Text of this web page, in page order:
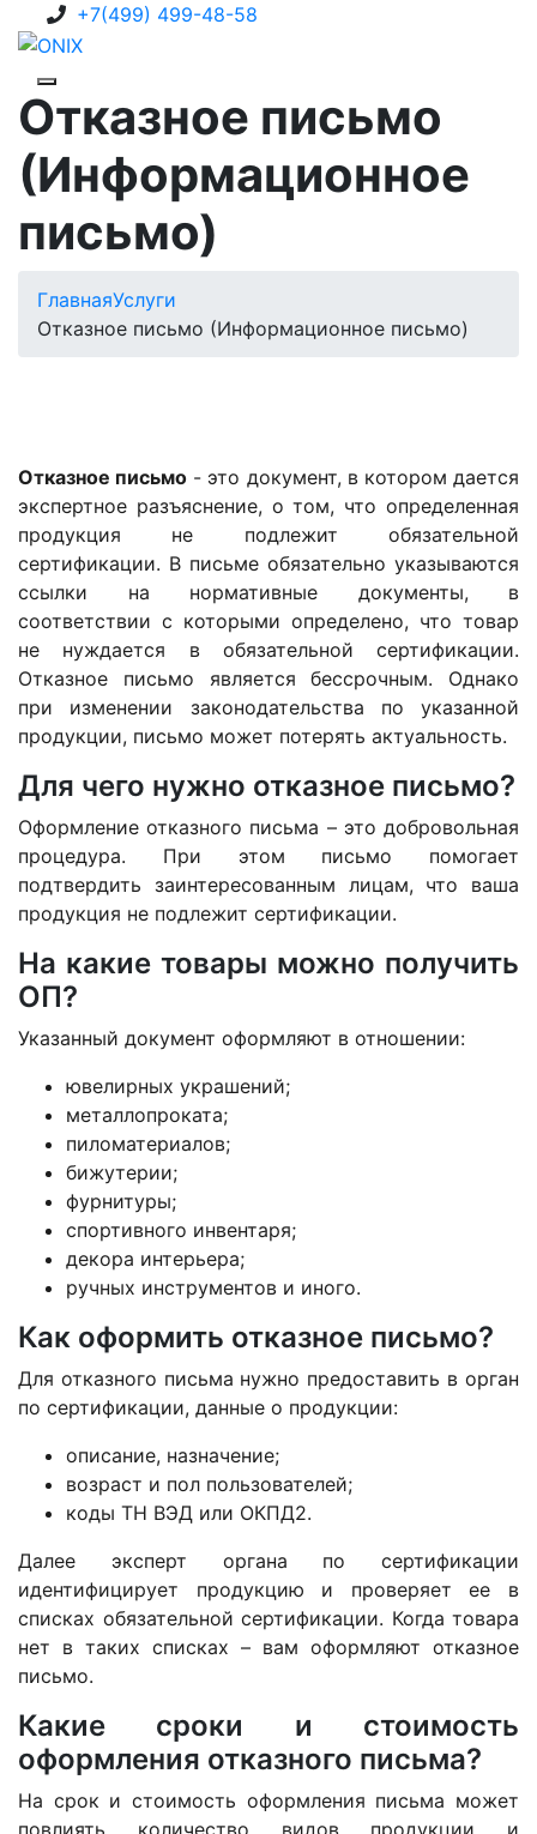
+7(499) 499-48-58
Отказное письмо
(Информационное
письмо)
ГлавнаяУслуги
Отказное письмо (Информационное письмо)
Отказное письмо - это документ, в котором дается
экспертное разъяснение, о том, что определенная
продукция не подлежит обязательной
сертификации. В письме обязательно указываются
ссылки на нормативные документы, в
соответствии с которыми определено, что товар
не нуждается в обязательной сертификации.
Отказное письмо является бессрочным. Однако
при изменении законодательства по указанной
продукции, письмо может потерять актуальность.
Для чего нужно отказное письмо?
Оформление отказного письма – это добровольная
процедура. При этом письмо помогает
подтвердить заинтересованным лицам, что ваша
продукция не подлежит сертификации.
На какие товары можно получить
ОП?
Указанный документ оформляют в отношении:
ювелирных украшений;
металлопроката;
пиломатериалов;
бижутерии;
фурнитуры;
спортивного инвентаря;
декора интерьера;
ручных инструментов и иного.
Как оформить отказное письмо?
Для отказного письма нужно предоставить в орган
по сертификации, данные о продукции:
описание, назначение;
возраст и пол пользователей;
коды ТН ВЭД или ОКПД2.
Далее эксперт органа по сертификации
идентифицирует продукцию и проверяет ее в
списках обязательной сертификации. Когда товара
нет в таких списках – вам оформляют отказное
письмо.
Какие сроки и стоимость
оформления отказного письма?
На срок и стоимость оформления письма может
повлиять количество видов продукции и